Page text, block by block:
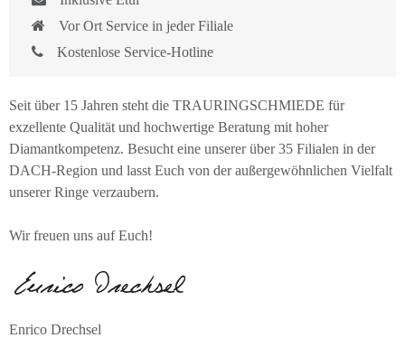
Vor Ort Service in jeder Filiale
Kostenlose Service-Hotline
Seit über 15 Jahren steht die TRAURINGSCHMIEDE für
exzellente Qualität und hochwertige Beratung mit hoher
Diamantkompetenz. Besucht eine unserer über 35 Filialen in der
DACH-Region und lasst Euch von der außergewöhnlichen Vielfalt
unserer Ringe verzaubern.
Wir freuen uns auf Euch!
Enrico Drechsel